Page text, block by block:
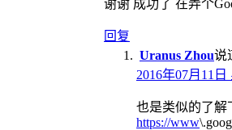
谢谢 成功了 在弄个
回复
Uranus Zhou说
2016年07月11
也是类似的了解
https://www